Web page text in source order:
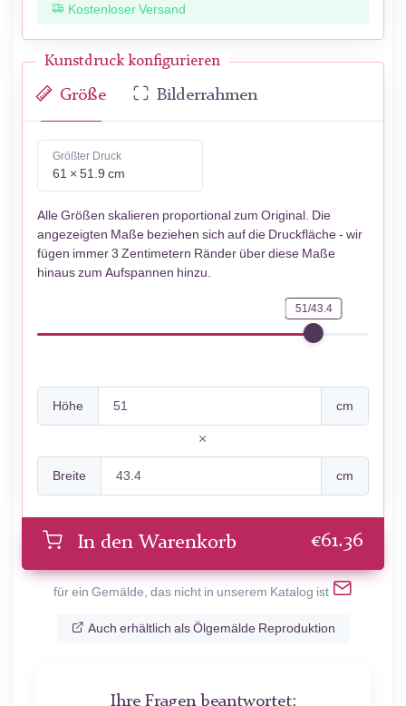
Kostenloser Versand
Kunstdruck konfigurieren
Größe Bilderrahmen
Größter Druck
61 × 51.9 cm
Alle Größen skalieren proportional zum Original. Die
angezeigten Maße beziehen sich auf die Druckfläche - wir
fügen immer 3 Zentimetern Ränder über diese Maße
hinaus zum Aufspannen hinzu.
51/43.4
Höhe cm
Breite cm
In den Warenkorb €61.36
für ein Gemälde, das nicht in unserem Katalog ist
Auch erhältlich als Ölgemälde Reproduktion
Ihre Fragen beantwortet: